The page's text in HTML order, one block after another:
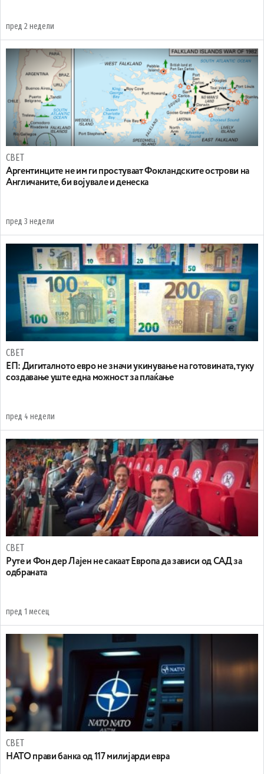
пред 2 недели
СВЕТ
Аргентинците не им ги простуваат Фокландските острови на
Англичаните, би војувале и денеска
пред 3 недели
СВЕТ
ЕП: Дигиталното евро не значи укинување на готовината, туку
создавање уште една можност за плаќање
пред 4 недели
СВЕТ
Руте и Фон дер Лајен не сакаат Европа да зависи од САД за
одбраната
пред 1 месец
СВЕТ
НАТО прави банка од 117 милијарди евра